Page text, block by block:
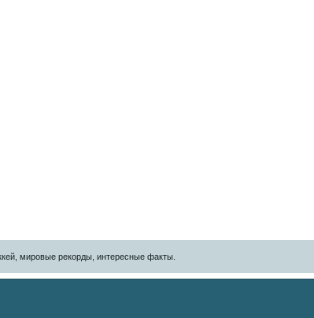
мировые рекорды, интересные факты.